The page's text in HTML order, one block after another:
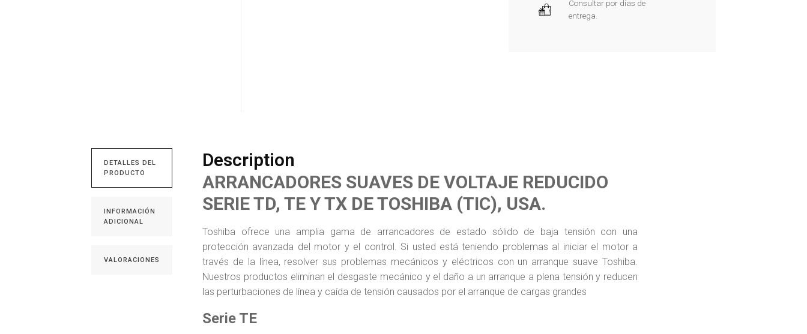
Consultar por días de
entrega.
DETALLES DEL
PRODUCTO
INFORMACIÓN
ADICIONAL
VALORACIONES
Description
ARRANCADORES SUAVES DE VOLTAJE REDUCIDO
SERIE TD, TE Y TX DE TOSHIBA (TIC), USA.
Toshiba ofrece una amplia gama de arrancadores de estado sólido de baja tensión con una
protección avanzada del motor y el control. Si usted está teniendo problemas al iniciar el motor a
través de la línea, resolver sus problemas mecánicos y eléctricos con un arranque suave Toshiba.
Nuestros productos eliminan el desgaste mecánico y el daño a un arranque a plena tensión y reducen
las perturbaciones de línea y caída de tensión causados por el arranque de cargas grandes
Serie TE